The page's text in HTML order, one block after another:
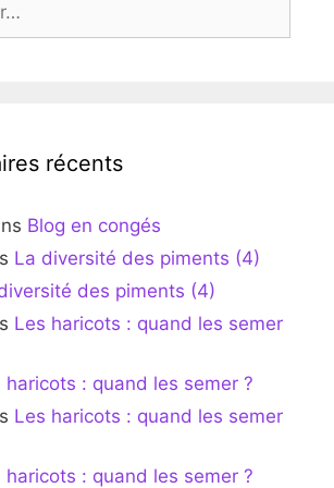
récents
Blog en congés
La diversité des piments (4)
des piments (4)
Les haricots : quand les semer
haricots : quand les semer ?
Les haricots : quand les semer
haricots : quand les semer ?